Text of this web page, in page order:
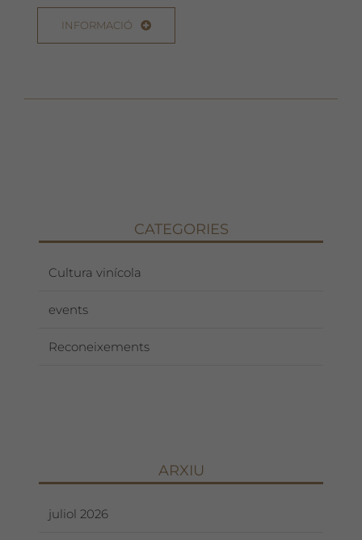
INFORMACIÓ
CATEGORIES
Cultura vinícola
events
Reconeixements
ARXIU
juliol 2026